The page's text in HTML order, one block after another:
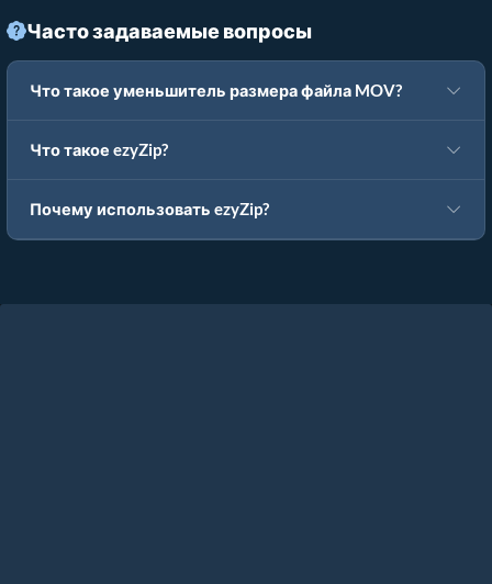
Часто задаваемые вопросы
Что такое уменьшитель размера файла MOV?
Что такое ezyZip?
Почему использовать ezyZip?